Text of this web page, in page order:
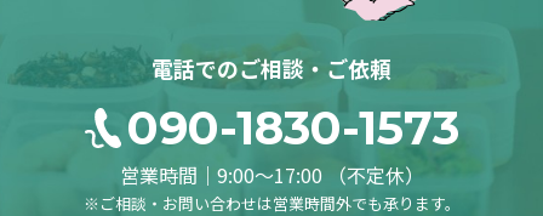
電話でのご相談・ご依頼
090-1830-1573
営業時間｜9:00～17:00 （不定休）
※ご相談・お問い合わせは営業時間外でも承ります。